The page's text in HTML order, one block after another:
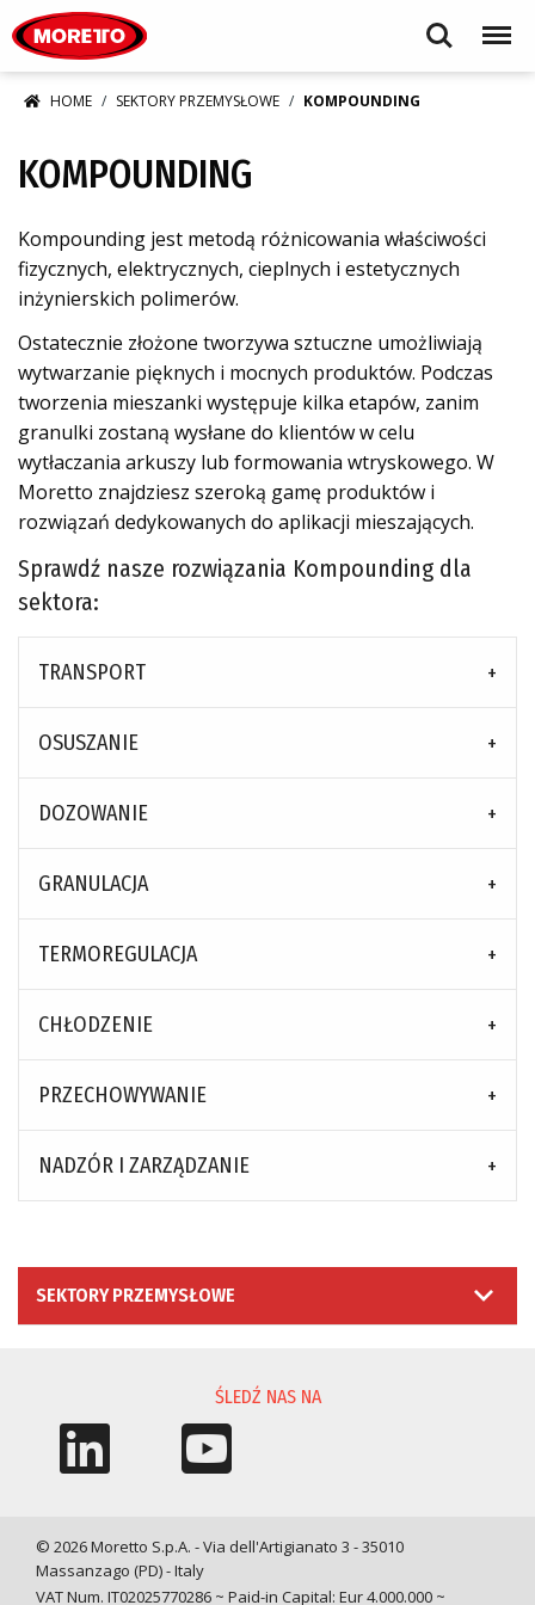
Search Menu
HOME SEKTORY PRZEMYSŁOWE KOMPOUNDING
KOMPOUNDING
Kompounding jest metodą różnicowania właściwości
fizycznych, elektrycznych, cieplnych i estetycznych
inżynierskich polimerów.
Ostatecznie złożone tworzywa sztuczne umożliwiają
wytwarzanie pięknych i mocnych produktów. Podczas
tworzenia mieszanki występuje kilka etapów, zanim
granulki zostaną wysłane do klientów w celu
wytłaczania arkuszy lub formowania wtryskowego. W
Moretto znajdziesz szeroką gamę produktów i
rozwiązań dedykowanych do aplikacji mieszających.
Sprawdź nasze rozwiązania Kompounding dla
sektora:
TRANSPORT
OSUSZANIE
DOZOWANIE
GRANULACJA
TERMOREGULACJA
CHŁODZENIE
PRZECHOWYWANIE
NADZÓR I ZARZĄDZANIE
SEKTORY PRZEMYSŁOWE
ŚLEDŹ NAS NA
© 2026 Moretto S.p.A. - Via dell'Artigianato 3 - 35010
Massanzago (PD) - Italy
VAT Num. IT02025770286 ~ Paid-in Capital: Eur 4.000.000 ~